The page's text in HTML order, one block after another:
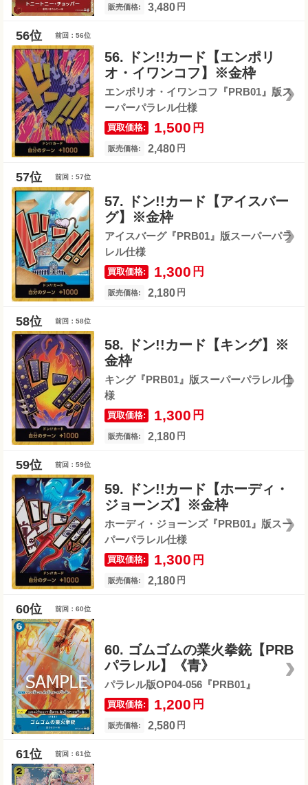
販売価格: 3,480 円
前回：56位
56. ドン!!カード【エンポリ
オ・イワンコフ】※金枠
エンポリオ・イワンコフ『PRB01』版ス
ーパーパラレル仕様
買取価格: 1,500 円
販売価格: 2,480 円
前回：57位
57. ドン!!カード【アイスバー
グ】※金枠
アイスバーグ『PRB01』版スーパーパラ
レル仕様
買取価格: 1,300 円
販売価格: 2,180 円
前回：58位
58. ドン!!カード【キング】※
金枠
キング『PRB01』版スーパーパラレル仕
様
買取価格: 1,300 円
販売価格: 2,180 円
前回：59位
59. ドン!!カード【ホーディ・
ジョーンズ】※金枠
ホーディ・ジョーンズ『PRB01』版スー
パーパラレル仕様
買取価格: 1,300 円
販売価格: 2,180 円
前回：60位
60. ゴムゴムの業火拳銃【PRB
パラレル】《青》
パラレル版OP04-056『PRB01』
買取価格: 1,200 円
販売価格: 2,580 円
前回：61位